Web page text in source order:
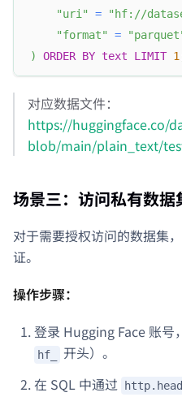
"uri"
=
"hf://
"format"
=
)
ORDER BY text LIMIT 1
对应数据文件：
https://huggingface.co/
blob/main/plain_text/
场景三：访问私有数据
对于需要授权访问的数据集
证。
操作步骤：
登录 Hugging Face 账号
hf_
开头）。
在 SQL 中通过